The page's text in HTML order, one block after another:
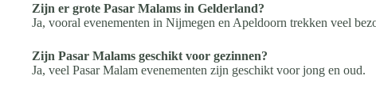
Zijn er grote Pasar Malams in Gelderland?
Ja, vooral evenementen in Nijmegen en Apeldoorn trekken veel
Zijn Pasar Malams geschikt voor gezinnen?
Ja, veel Pasar Malam evenementen zijn geschikt voor jong en oud.